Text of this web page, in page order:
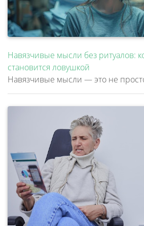
Навязчивые мысли без ритуалов:
становится ловушкой